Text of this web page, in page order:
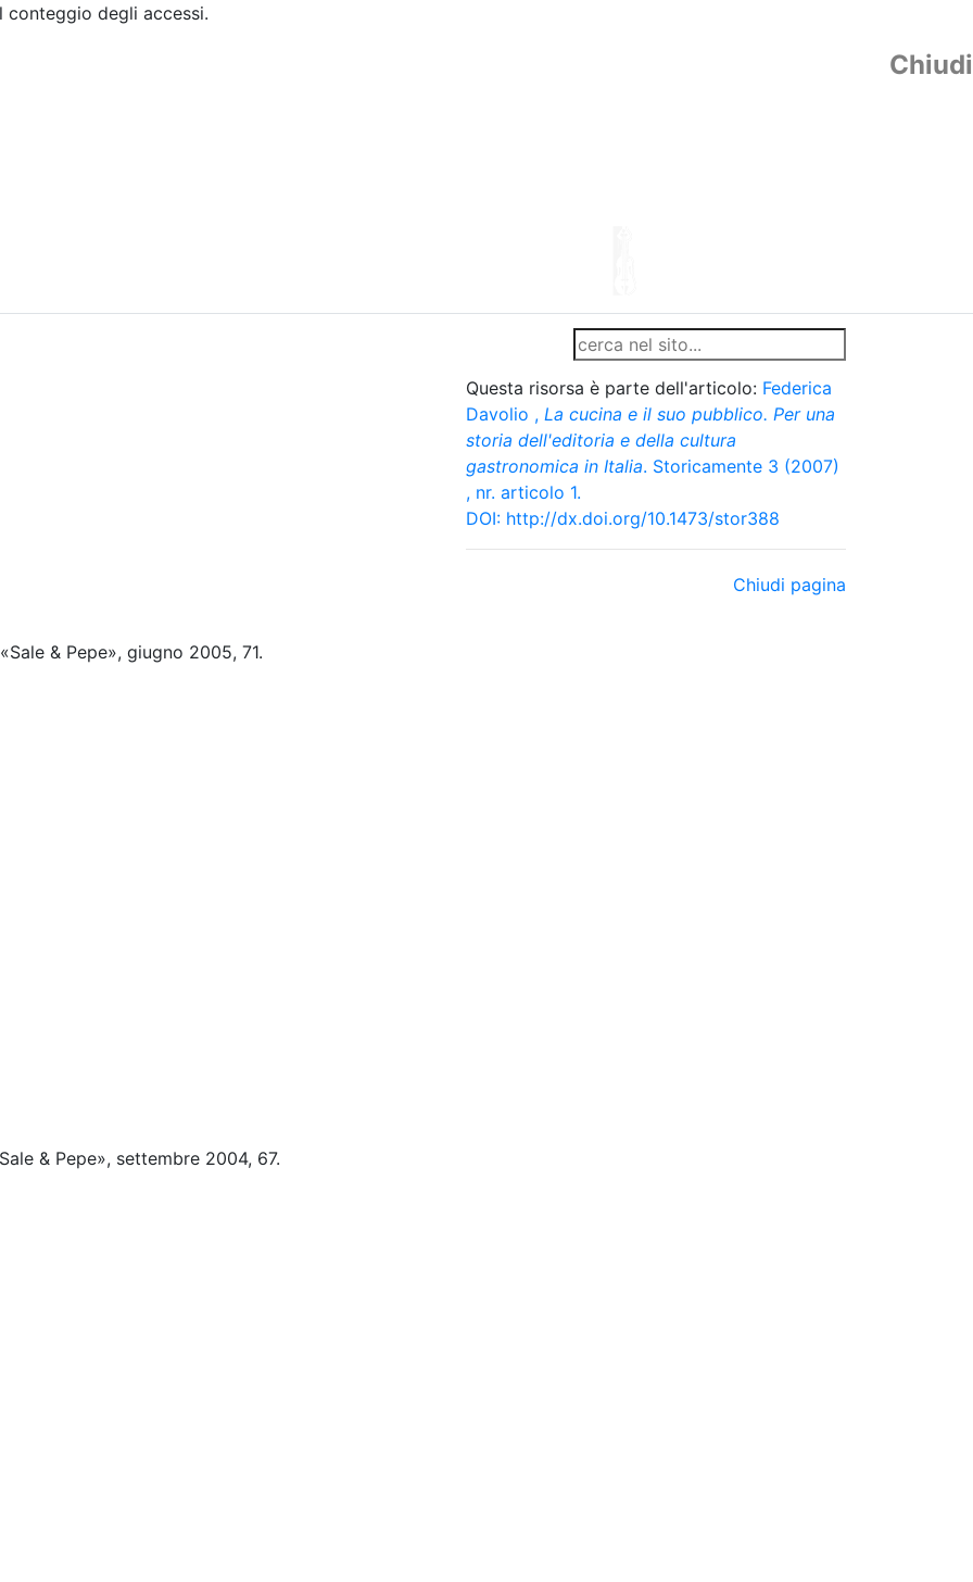
degli accessi.
Chiudi
«Sale & Pepe», giugno 2005, 71.
& Pepe», settembre 2004, 67.
Questa risorsa è parte dell'articolo: Federica
Davolio , La cucina e il suo pubblico. Per una
storia dell'editoria e della cultura
gastronomica in Italia. Storicamente 3 (2007)
, nr. articolo 1.
DOI: http://dx.doi.org/10.1473/stor388
Chiudi pagina